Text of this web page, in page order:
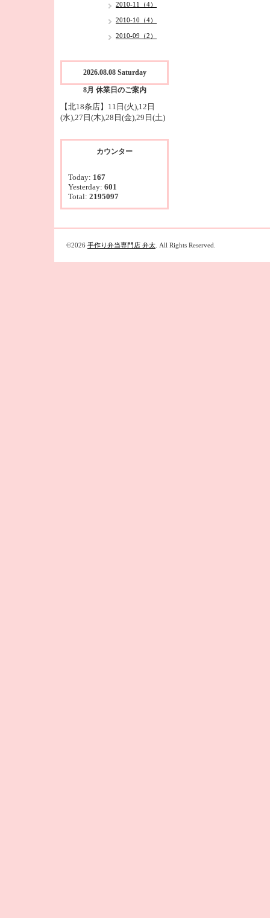
2010-11（4）
2010-10（4）
2010-09（2）
2026.08.08 Saturday
8月 休業日のご案内
【北18条店】11日(火),12日
(水),27日(木),28日(金),29日(土)
カウンター
Today: 167
Yesterday: 601
Total: 2195097
©2026 手作り弁当専門店 弁太 . All Rights Reserved.